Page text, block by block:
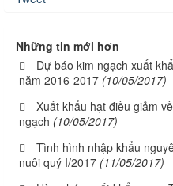
Những tin mới hơn
Dự báo kim ngạch xuất
năm 2016-2017 (10/05/2017)
Xuất khẩu hạt điều giảm
ngạch (10/05/2017)
Tình hình nhập khẩu
nuôi quý I/2017 (11/05/2017)